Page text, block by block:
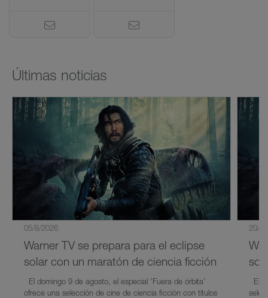
Últimas noticias
05/8/2026
Warner TV se prepara para el eclipse
solar con un maratón de ciencia ficción
El domingo 9 de agosto, el especial 'Fuera de órbita'
ofrece una selección de cine de ciencia ficción con títulos
20/7/
El 9